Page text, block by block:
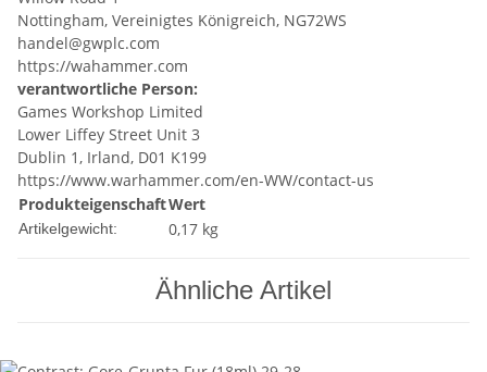
Nottingham, Vereinigtes Königreich, NG72WS
handel@gwplc.com
https://wahammer.com
verantwortliche Person:
Games Workshop Limited
Lower Liffey Street Unit 3
Dublin 1, Irland, D01 K199
https://www.warhammer.com/en-WW/contact-us
ProdukteigenschaftWert
Artikelgewicht: 0,17 kg
Ähnliche Artikel